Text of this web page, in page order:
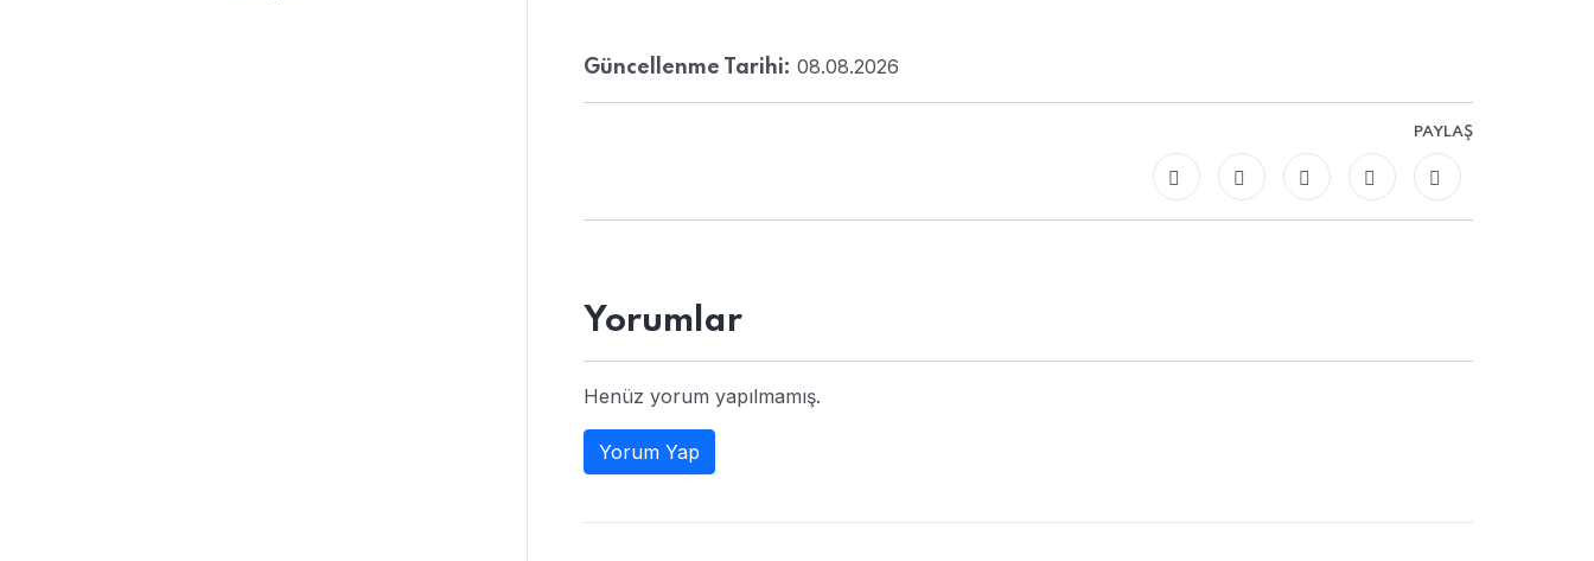
Güncellenme Tarihi: 08.08.2026
PAYLAŞ
Yorumlar
Henüz yorum yapılmamış.
Yorum Yap